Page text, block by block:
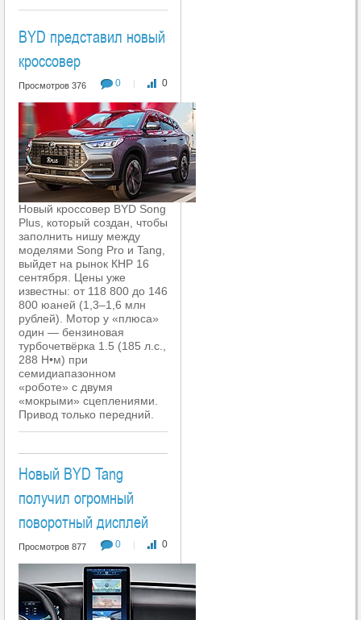
BYD представил новый
кроссовер
0 | 0
Просмотров 376
Новый кроссовер BYD Song
Plus, который создан, чтобы
заполнить нишу между
моделями Song Pro и Tang,
выйдет на рынок КНР 16
сентября. Цены уже
известны: от 118 800 до 146
800 юаней (1,3–1,6 млн
рублей). Мотор у «плюса»
один — бензиновая
турбочетвёрка 1.5 (185 л.с.,
288 Н•м) при
семидиапазонном
«роботе» с двумя
«мокрыми» сцеплениями.
Привод только передний.
Новый BYD Tang
получил огромный
поворотный дисплей
0 | 0
Просмотров 877